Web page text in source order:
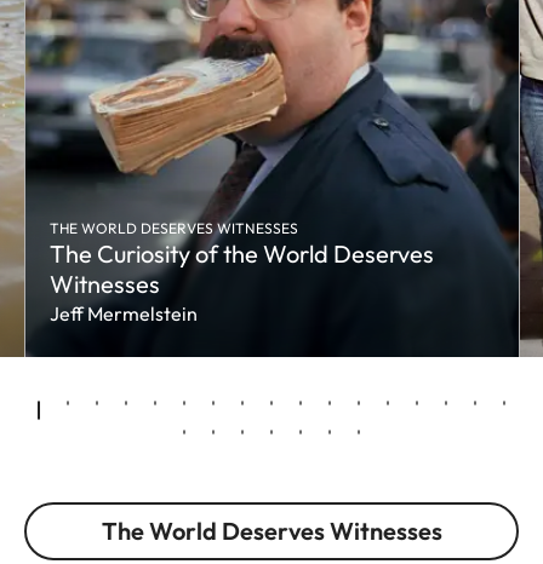
THE WORLD DESERVES WITNESSES
The Curiosity of the World Deserves
Witnesses
Jeff Mermelstein
The World Deserves Witnesses